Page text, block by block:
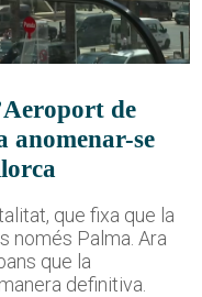
de
anomenar-se
que fixa que la
només Palma. Ara
que la
definitiva.